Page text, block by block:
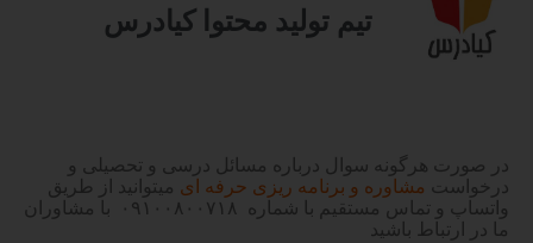
تیم تولید محتوا کیادرس
در صورت هرگونه سوال درباره مسائل درسی و تحصیلی و
درخواست مشاوره و برنامه ریزی حرفه ای میتوانید از طریق
واتساپ و تماس مستقیم با شماره ۰۹۱۰۰۸۰۰۷۱۸ با مشاوران
ما در ارتباط باشید